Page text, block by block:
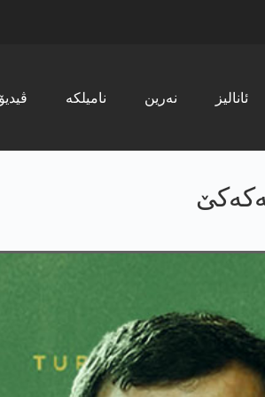
ڤیدیۆ نامیلکە نەرین ئانالیز